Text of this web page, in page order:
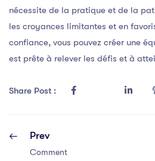
nécessite de la pratique et de la
les croyances limitantes et en
confiance, vous pouvez créer une
est prête à relever les défis et à
Share Post :
Prev
Comment